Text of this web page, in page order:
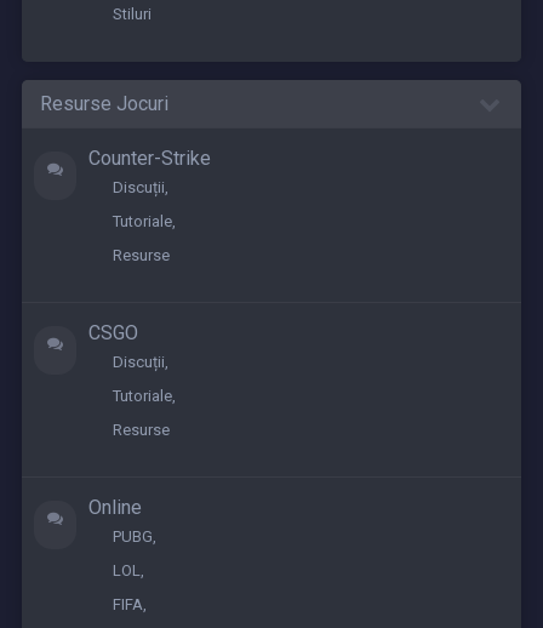
Stiluri
Resurse Jocuri
Counter-Strike
Discuții
Tutoriale
Resurse
CSGO
Discuții
Tutoriale
Resurse
Online
PUBG
LOL
FIFA